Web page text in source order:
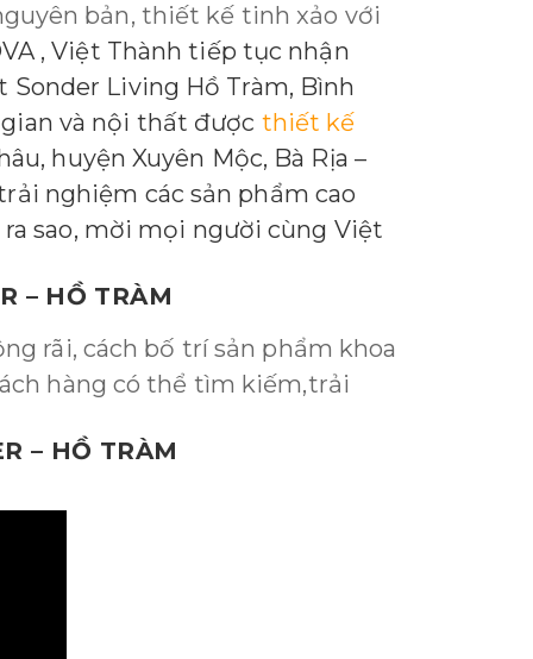
bản, thiết kế tinh xảo với
, Việt Thành tiếp tục nhận
Living Hồ Tràm, Bình
và nội thất được thiết kế
huyện Xuyên Mộc, Bà Rịa –
nghiệm các sản phẩm cao
ra sao, mời mọi người cùng Việt
– HỒ TRÀM
rãi, cách bố trí sản phẩm khoa
hàng có thể tìm kiếm,trải
– HỒ TRÀM